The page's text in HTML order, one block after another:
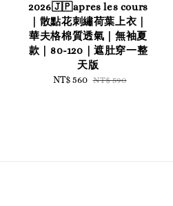
2026🇯🇵apres les cours
｜散點花刺繡荷葉上衣｜
華夫格棉質透氣｜無袖夏
款｜80-120｜遮肚穿一整
天版
Sale
NT$ 560 Regular
NT$ 590